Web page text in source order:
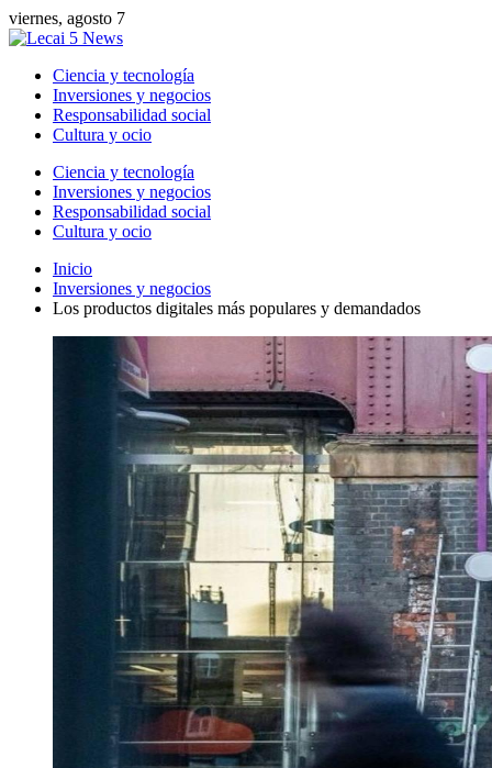
viernes, agosto 7
Ciencia y tecnología
Inversiones y negocios
Responsabilidad social
Cultura y ocio
Ciencia y tecnología
Inversiones y negocios
Responsabilidad social
Cultura y ocio
Inicio
Inversiones y negocios
Los productos digitales más populares y demandados